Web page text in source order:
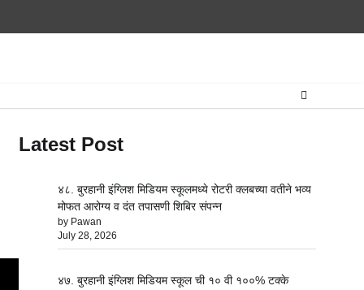
Latest Post
४८. बुरहानी इंग्लिश मिडियम स्कूलमध्ये रोटरी क्लबच्या वतीने भव्य
मोफत आरोग्य व दंत तपासणी शिबिर संपन्न
by Pawan
July 28, 2026
४७. बुरहानी इंग्लिश मिडियम स्कूल ची १० वी १००% टक्के